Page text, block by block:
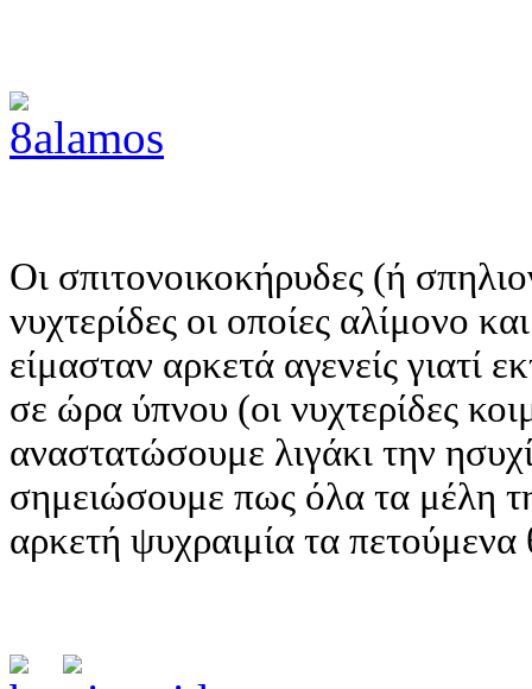
Οι σπιτονοικοκήρυδες (ή
νυχτερίδες οι οποίες αλίμονο
είμασταν αρκετά αγενείς γιατί
σε ώρα ύπνου (οι νυχτερίδες
αναστατώσουμε λιγάκι την
σημειώσουμε πως όλα τα μέλη
αρκετή ψυχραιμία τα